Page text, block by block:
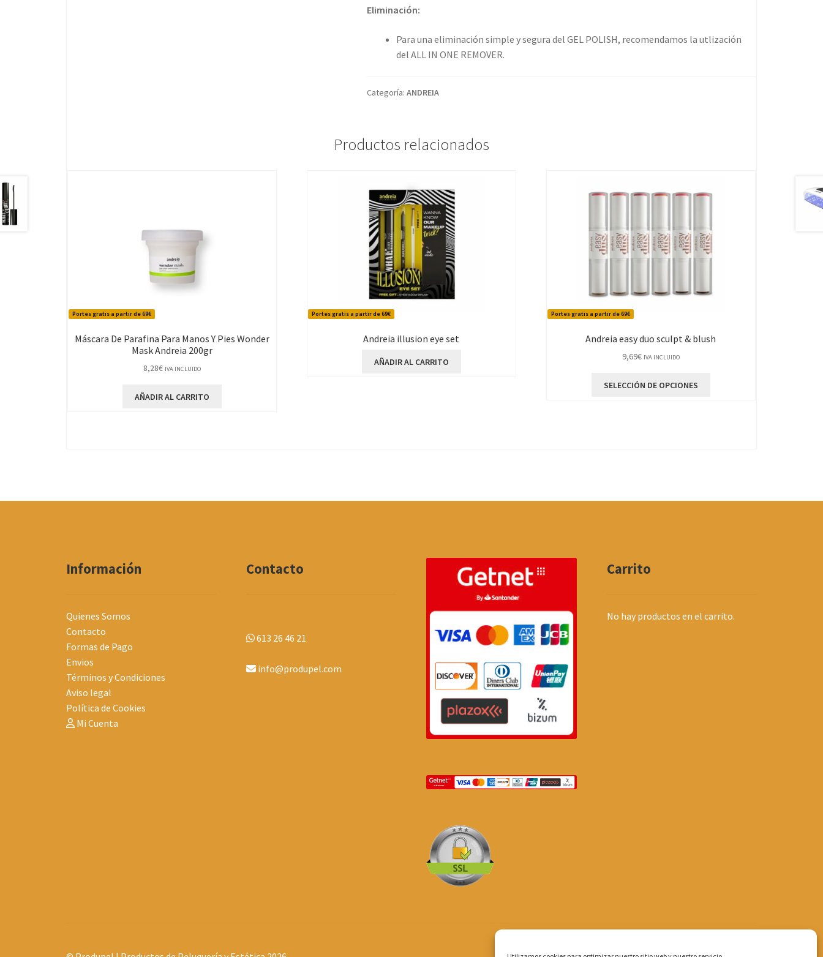
Eliminación:
Para una eliminación simple y segura del GEL POLISH, recomendamos la utlización
del ALL IN ONE REMOVER.
Categoría: ANDREIA
Productos relacionados
Portes gratis a partir de 69€
Máscara De Parafina Para Manos Y Pies Wonder
Mask Andreia 200gr
8,28€ IVA INCLUIDO
AÑADIR AL CARRITO
Portes gratis a partir de 69€
Andreia illusion eye set
AÑADIR AL CARRITO
Portes gratis a partir de 69€
Andreia easy duo sculpt & blush
9,69€ IVA INCLUIDO
SELECCIÓN DE OPCIONES
elegir
Información
Quienes Somos
Contacto
Formas de Pago
Envios
Términos y Condiciones
Aviso legal
Política de Cookies
Mi Cuenta
Contacto
613 26 46 21
info@produpel.com
Carrito
No hay productos en el carrito.